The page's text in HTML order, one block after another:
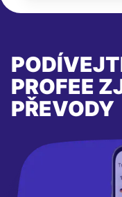
PROFEE
PŘEVODY